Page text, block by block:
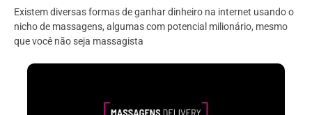
Existem diversas formas de ganhar dinheiro na internet usando o
nicho de massagens, algumas com potencial milionário, mesmo
que você não seja massagista